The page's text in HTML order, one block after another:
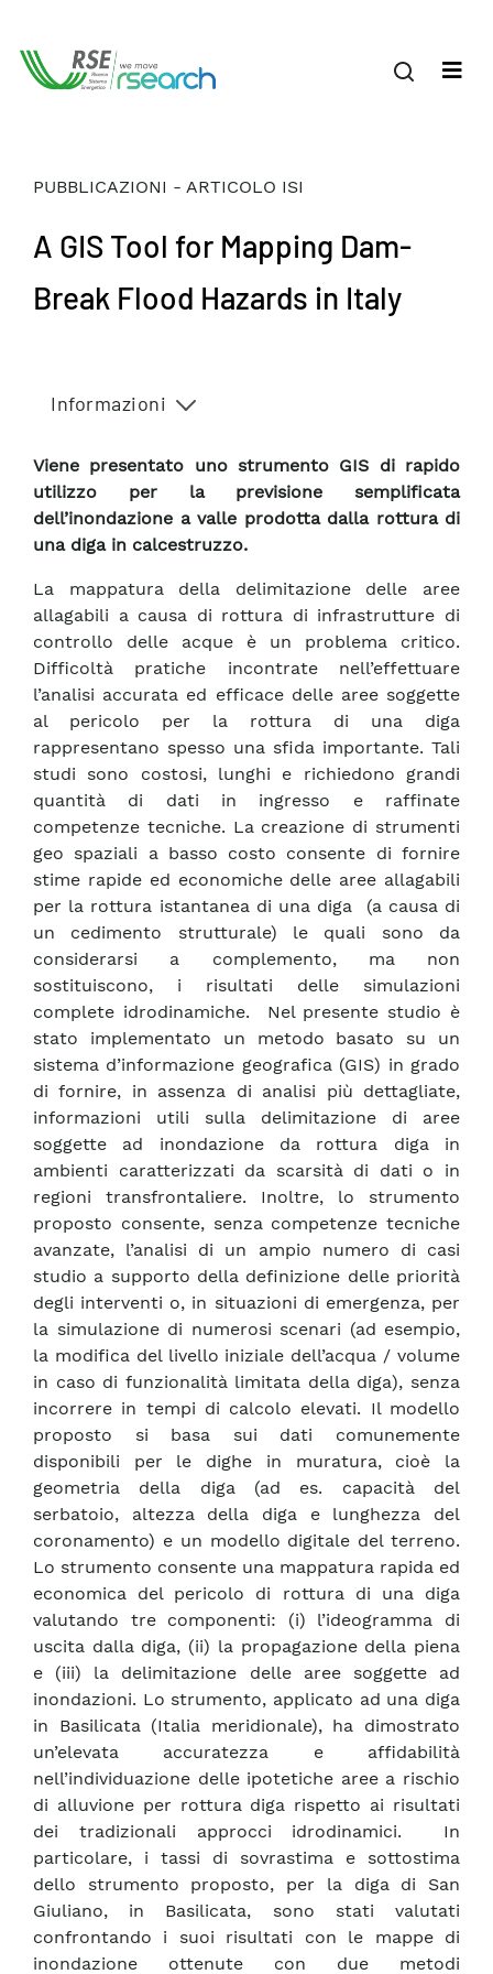
PUBBLICAZIONI - ARTICOLO ISI
A GIS Tool for Mapping Dam-
Break Flood Hazards in Italy
Informazioni
Viene presentato uno strumento GIS di rapido
utilizzo per la previsione semplificata
dell’inondazione a valle prodotta dalla rottura di
una diga in calcestruzzo.
La mappatura della delimitazione delle aree
allagabili a causa di rottura di infrastrutture di
controllo delle acque è un problema critico.
Difficoltà pratiche incontrate nell’effettuare
l’analisi accurata ed efficace delle aree soggette
al pericolo per la rottura di una diga
rappresentano spesso una sfida importante. Tali
studi sono costosi, lunghi e richiedono grandi
quantità di dati in ingresso e raffinate
competenze tecniche. La creazione di strumenti
geo spaziali a basso costo consente di fornire
stime rapide ed economiche delle aree allagabili
per la rottura istantanea di una diga (a causa di
un cedimento strutturale) le quali sono da
considerarsi a complemento, ma non
sostituiscono, i risultati delle simulazioni
complete idrodinamiche. Nel presente studio è
stato implementato un metodo basato su un
sistema d’informazione geografica (GIS) in grado
di fornire, in assenza di analisi più dettagliate,
informazioni utili sulla delimitazione di aree
soggette ad inondazione da rottura diga in
ambienti caratterizzati da scarsità di dati o in
regioni transfrontaliere. Inoltre, lo strumento
proposto consente, senza competenze tecniche
avanzate, l’analisi di un ampio numero di casi
studio a supporto della definizione delle priorità
degli interventi o, in situazioni di emergenza, per
la simulazione di numerosi scenari (ad esempio,
la modifica del livello iniziale dell’acqua / volume
in caso di funzionalità limitata della diga), senza
incorrere in tempi di calcolo elevati. Il modello
proposto si basa sui dati comunemente
disponibili per le dighe in muratura, cioè la
geometria della diga (ad es. capacità del
serbatoio, altezza della diga e lunghezza del
coronamento) e un modello digitale del terreno.
Lo strumento consente una mappatura rapida ed
economica del pericolo di rottura di una diga
valutando tre componenti: (i) l’ideogramma di
uscita dalla diga, (ii) la propagazione della piena
e (iii) la delimitazione delle aree soggette ad
inondazioni. Lo strumento, applicato ad una diga
in Basilicata (Italia meridionale), ha dimostrato
un’elevata accuratezza e affidabilità
nell’individuazione delle ipotetiche aree a rischio
di alluvione per rottura diga rispetto ai risultati
dei tradizionali approcci idrodinamici. In
particolare, i tassi di sovrastima e sottostima
dello strumento proposto, per la diga di San
Giuliano, in Basilicata, sono stati valutati
confrontando i suoi risultati con le mappe di
inondazione ottenute con due metodi